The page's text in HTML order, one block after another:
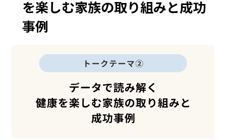
を楽しむ家族の取り組みと成功
事例